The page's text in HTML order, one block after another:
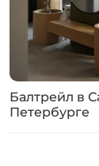
Балтрейл в
Петербурге